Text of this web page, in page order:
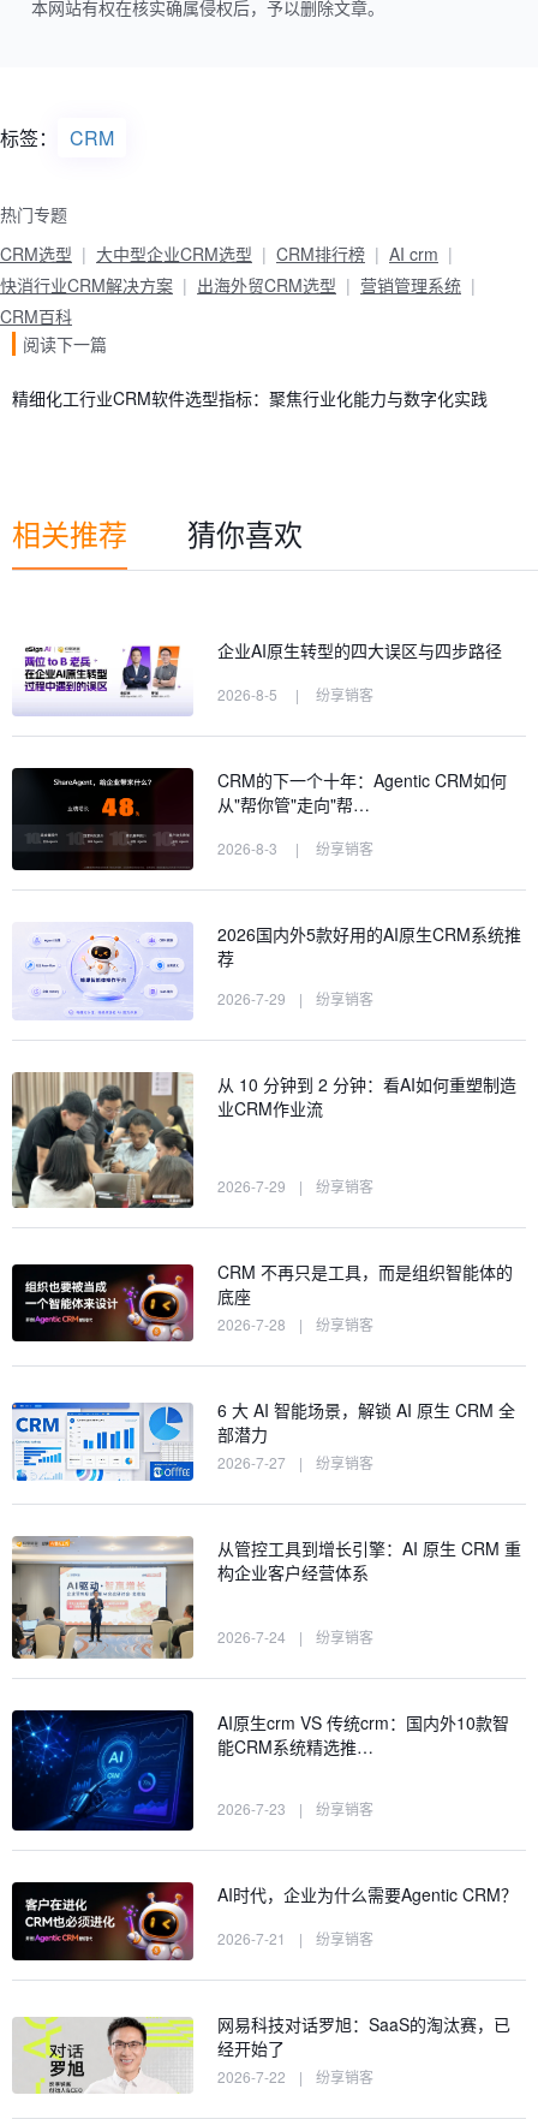
本网站有权在核实确属侵权后，予以删除文章。
标签： CRM
热门专题
CRM选型
大中型企业CRM选型 CRM排行榜
AI crm
快消行业CRM解决方案
出海外贸CRM选型
营销管理系统
CRM百科
阅读下一篇
精细化工行业CRM软件选型指标：聚焦行业化能力与数字化实践
相关推荐 猜你喜欢
企业AI原生转型的四大误区与四步路径
2026-8-5 | 纷享销客
CRM的下一个十年：Agentic CRM如何
从"帮你管"走向"帮…
2026-8-3 | 纷享销客
2026国内外5款好用的AI原生CRM系统推
荐
2026-7-29 | 纷享销客
从 10 分钟到 2 分钟：看AI如何重塑制造
业CRM作业流
2026-7-29 | 纷享销客
CRM 不再只是工具，而是组织智能体的
底座
2026-7-28 | 纷享销客
6 大 AI 智能场景，解锁 AI 原生 CRM 全
部潜力
2026-7-27 | 纷享销客
从管控工具到增长引擎：AI 原生 CRM 重
构企业客户经营体系
2026-7-24 | 纷享销客
AI原生crm VS 传统crm：国内外10款智
能CRM系统精选推…
2026-7-23 | 纷享销客
AI时代，企业为什么需要Agentic CRM？
2026-7-21 | 纷享销客
网易科技对话罗旭：SaaS的淘汰赛，已
经开始了
2026-7-22 | 纷享销客